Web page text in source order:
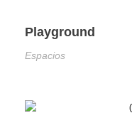
Playground
Espacios